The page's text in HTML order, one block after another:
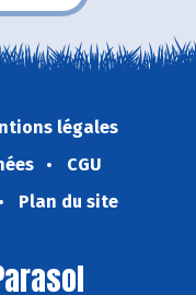
légales
CGU
Plan du site